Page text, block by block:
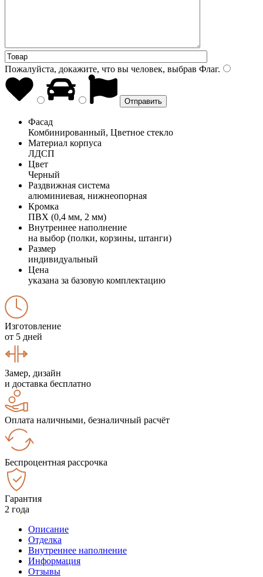
Пожалуйста, докажите, что вы человек, выбрав Флаг.
Фасад
Комбинированный, Цветное стекло
Материал корпуса
ЛДСП
Цвет
Черный
Раздвижная система
алюминиевая, нижнеопорная
Кромка
ПВХ (0,4 мм, 2 мм)
Внутреннее наполнение
на выбор (полки, корзины, штанги)
Размер
индивидуальный
Цена
указана за базовую комплектацию
Изготовление
от 5 дней
Замер, дизайн
и доставка бесплатно
Оплата наличными, безналичный расчёт
Беспроцентная рассрочка
Гарантия
2 года
Описание
Отделка
Внутреннее наполнение
Информация
Отзывы